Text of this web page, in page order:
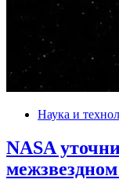
Наука и
NASA